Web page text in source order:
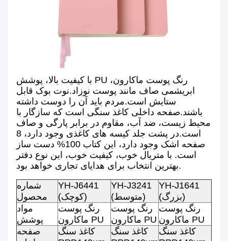
با کیفیت بالا، پوشش PU رنگ پوست ماکارون،
ابریشمی صاف مانند پوست نوزاد.نوت بوک قابل
ستایش است.مردم باید آن را دوست داشته
باشند.صفحه داخلی کاغذ سنگی است که سازگار با
محیط زیست، ضد آب، مقاوم در برابر پارگی و صاف
است.در پشت جلد کیسه های کاغذی وجود دارد، 8
صفحه اشک وجود دارد، این کتاب 100% دست ساز
است. با متریال خوب، کیفیت خوب، این نوع دفتر
بهترین انتخاب برای هدایای تجاری خواهد بود.
شماره
محصول
YH-J6441
(کوچک)
YH-J3241
(متوسط)
YH-J1641
(بزرگ)
مواد
پوشش
رنگ پوست
ماکارون PU
رنگ پوست
ماکارون PU
رنگ پوست
ماکارون PU
صفحه
کاغذ سنگ
کاغذ سنگ
کاغذ سنگ